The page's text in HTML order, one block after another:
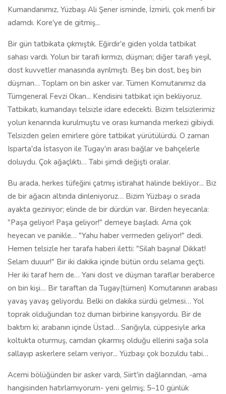
yolun kenarında kurulmuştu ve orası kumanda merkezi gibiydi.
Telsizden gelen emirlere göre tatbikat yürütülürdü. O zaman
doluydu. Çok ağaçlıktı… Tabi şimdi değişti oralar.
Bu arada, herkes tüfeğini çatmış istirahat halinde bekliyor... Biz
de bir ağacın altında dinleniyoruz… Bizim Yüzbaşı o sırada
ayakta geziniyor; elinde de bir dürdün var. Birden heyecanla:
"Paşa geliyor! Paşa geliyor!" demeye başladı. Ama çok
heyecan ve panikle… "Yahu haber vermeden geliyor!" dedi.
Hemen telsizle her tarafa haberi iletti: "Silah başına! Dikkat!
Selam duuur!" Bir iki dakika içinde bütün ordu selama geçti.
Her iki taraf hem de… Yani dost ve düşman taraflar beraberce
yavaş yavaş geliyordu. Belki on dakika sürdü gelmesi… Yol
toprak olduğundan toz duman birbirine karışıyordu. Bir de
baktım ki; arabanın içinde Üstad… Sarığıyla, cüppesiyle arka
koltukta oturmuş, camdan çıkarmış olduğu ellerini sağa sola
sallayıp askerlere selam veriyor... Yüzbaşı çok bozuldu tabi…
Acemi bölüğünden bir asker vardı, Siirt'in dağlarından, -ama
hangisinden hatırlamıyorum- yeni gelmiş; 5–10 günlük
askerlerden birisi… Bir tek kelime Türkçe bilmiyor ama… Bana,
"bu kimdir?" diye sordu. Dedim: "Bu Şeyh Said-i Kürdî'dir."
Birden: "Oy! Anam babam sana kurban olsun!" deyip tüfeğini,
kasaturasını falan bırakıp koştu doğru yola... Ama yetişemedi
arabaya…
Neyse Bediüzzaman'ın arabası ağır ağır geçti gitti. Bizim
malum Yüzbaşı başladı konuşmaya: "Bu zat Kürtçü, Atatürk
düşmanı, dört milyon insan bunun arkasında… Bu Cumhuriyet'i